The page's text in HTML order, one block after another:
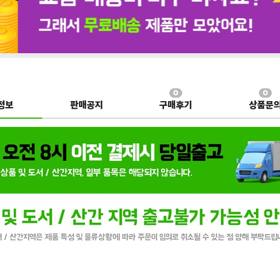
보 판매공지 구매후기
0
상품문의
0